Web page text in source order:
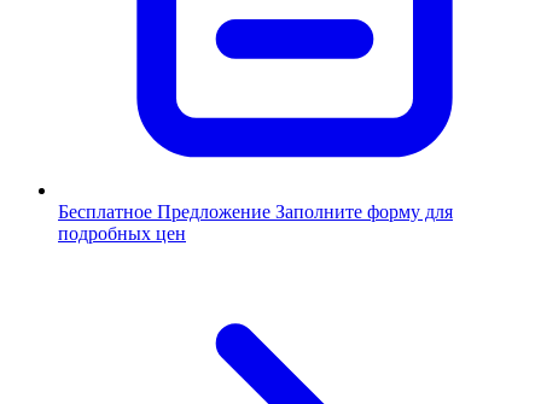
Бесплатное Предложение Заполните форму для
подробных цен